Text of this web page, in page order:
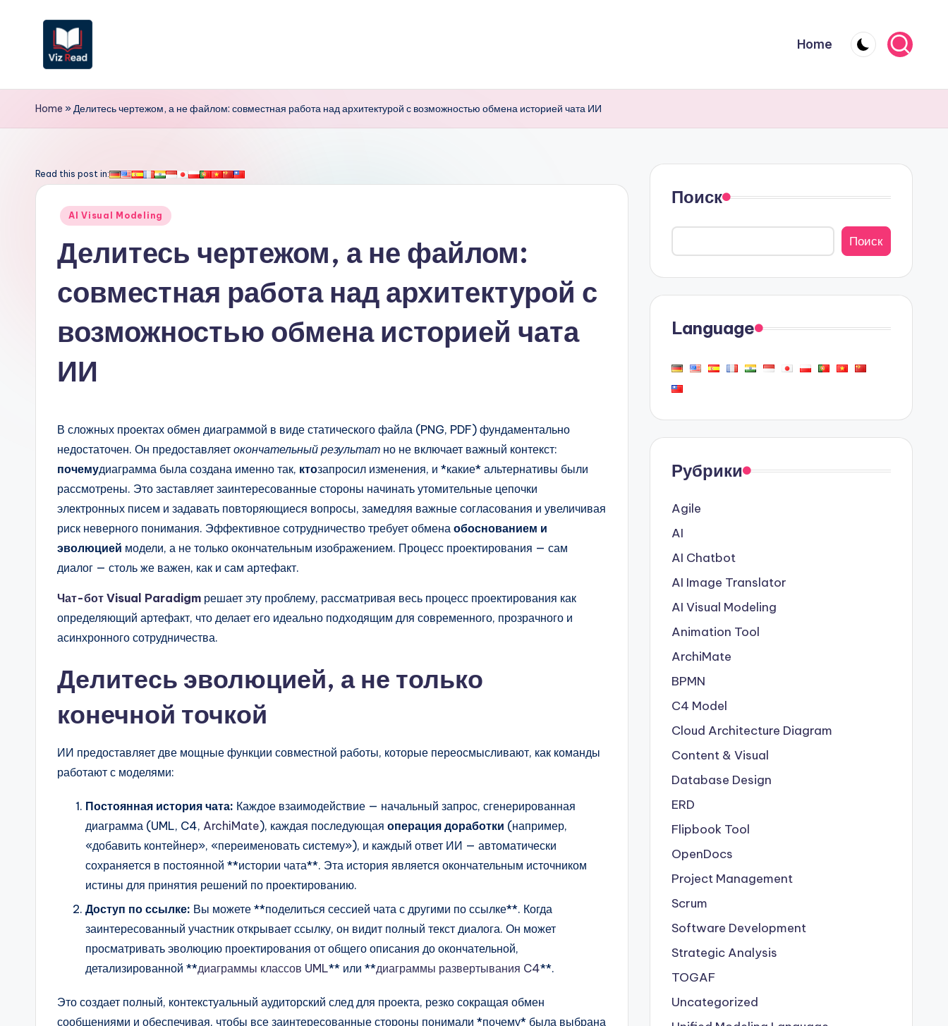
V
iz
e
si
A
ft
w
si
Home
Home »Делитесь чертежом, а не файлом: совместная работа над архитектурой с возможностью обмена историей чата ИИ
Read this post in:
Опубликовано
AI Visual Modeling
Делитесь чертежом, а не файлом:
совместная работа над архитектурой с
возможностью обмена историей чата
ИИ
В сложных проектах обмен диаграммой в виде статического файла (PNG, PDF) фундаментально
недостаточен. Он предоставляет окончательный результат но не включает важный контекст:
почемудиаграмма была создана именно так, ктозапросил изменения, и *какие* альтернативы были
рассмотрены. Это заставляет заинтересованные стороны начинать утомительные цепочки
электронных писем и задавать повторяющиеся вопросы, замедляя важные согласования и увеличивая
риск неверного понимания. Эффективное сотрудничество требует обмена обоснованием и
эволюцией модели, а не только окончательным изображением. Процесс проектирования — сам
диалог — столь же важен, как и сам артефакт.
Чат-бот Visual Paradigm решает эту проблему, рассматривая весь процесс проектирования как
определяющий артефакт, что делает его идеально подходящим для современного, прозрачного и
асинхронного сотрудничества.
Делитесь эволюцией, а не только
конечной точкой
ИИ предоставляет две мощные функции совместной работы, которые переосмысливают, как команды
работают с моделями:
Постоянная история чата: Каждое взаимодействие — начальный запрос, сгенерированная
диаграмма (UML, C4, ArchiMate), каждая последующая операция доработки (например,
«добавить контейнер», «переименовать систему»), и каждый ответ ИИ — автоматически
сохраняется в постоянной **истории чата**. Эта история является окончательным источником
истины для принятия решений по проектированию.
Доступ по ссылке: Вы можете **поделиться сессией чата с другими по ссылке**. Когда
заинтересованный участник открывает ссылку, он видит полный текст диалога. Он может
просматривать эволюцию проектирования от общего описания до окончательной,
детализированной **диаграммы классов UML** или **диаграммы развертывания C4**.
Это создает полный, контекстуальный аудиторский след для проекта, резко сокращая обмен
сообщениями и обеспечивая, чтобы все заинтересованные стороны понимали *почему* была выбрана
Поиск
Поиск
Language
Рубрики
Agile
AI
AI Chatbot
AI Image Translator
AI Visual Modeling
Animation Tool
ArchiMate
BPMN
C4 Model
Cloud Architecture Diagram
Content & Visual
Database Design
ERD
Flipbook Tool
OpenDocs
Project Management
Scrum
Software Development
Strategic Analysis
TOGAF
Uncategorized